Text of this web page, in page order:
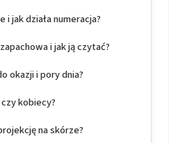
i jak działa numeracja?
i jak ją czytać?
okazji i pory dnia?
kobiecy?
na skórze?